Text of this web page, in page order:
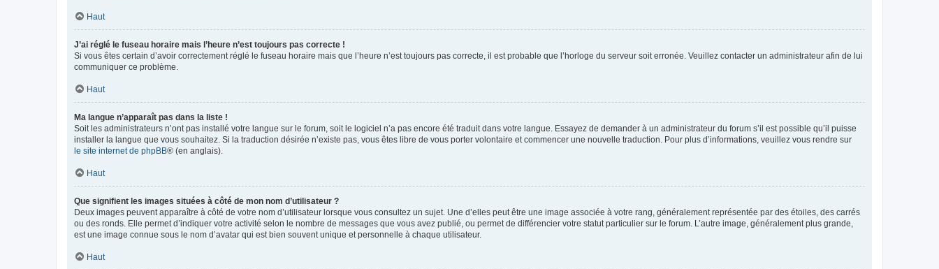
Haut
J’ai réglé le fuseau horaire mais l’heure n’est toujours pas correcte !
Si vous êtes certain d’avoir correctement réglé le fuseau horaire mais que l’heure n’est toujours pas correcte, il est probable que l’horloge du serveur soit erronée. Veuillez contacter un administrateur afin de lui
communiquer ce problème.
Haut
Ma langue n’apparaît pas dans la liste !
Soit les administrateurs n’ont pas installé votre langue sur le forum, soit le logiciel n’a pas encore été traduit dans votre langue. Essayez de demander à un administrateur du forum s’il est possible qu’il puisse
installer la langue que vous souhaitez. Si la traduction désirée n’existe pas, vous êtes libre de vous porter volontaire et commencer une nouvelle traduction. Pour plus d’informations, veuillez vous rendre sur
le site internet de phpBB® (en anglais).
Haut
Que signifient les images situées à côté de mon nom d’utilisateur ?
Deux images peuvent apparaître à côté de votre nom d’utilisateur lorsque vous consultez un sujet. Une d’elles peut être une image associée à votre rang, généralement représentée par des étoiles, des carrés
ou des ronds. Elle permet d’indiquer votre activité selon le nombre de messages que vous avez publié, ou permet de différencier votre statut particulier sur le forum. L’autre image, généralement plus grande,
est une image connue sous le nom d’avatar qui est bien souvent unique et personnelle à chaque utilisateur.
Haut